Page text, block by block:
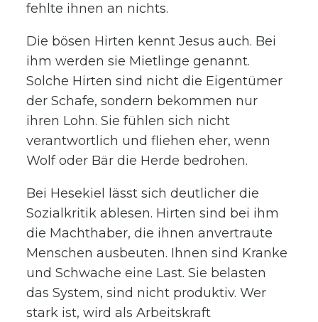
fehlte ihnen an nichts.
Die bösen Hirten kennt Jesus auch. Bei
ihm werden sie Mietlinge genannt.
Solche Hirten sind nicht die Eigentümer
der Schafe, sondern bekommen nur
ihren Lohn. Sie fühlen sich nicht
verantwortlich und fliehen eher, wenn
Wolf oder Bär die Herde bedrohen.
Bei Hesekiel lässt sich deutlicher die
Sozialkritik ablesen. Hirten sind bei ihm
die Machthaber, die ihnen anvertraute
Menschen ausbeuten. Ihnen sind Kranke
und Schwache eine Last. Sie belasten
das System, sind nicht produktiv. Wer
stark ist, wird als Arbeitskraft